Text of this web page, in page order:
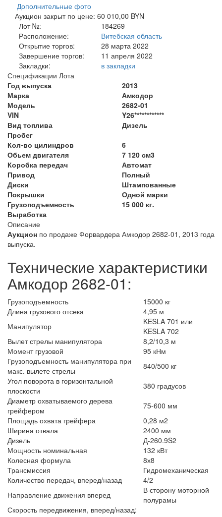
Дополнительные фото
Аукцион закрыт по цене: 60 010,00 BYN
Лот №:
184269
Расположение:
Витебская область
Открытие торгов:
28 марта 2022
Завершение торгов:
11 апреля 2022
Закладки:
в закладки
Спецификации Лота
Год выпуска
2013
Марка
Амкодор
Модель
2682-01
VIN
Y26************
Вид топлива
Дизель
Пробег
Кол-во цилиндров
6
Обьем двигателя
7 120 см3
Коробка передач
Автомат
Привод
Полный
Диски
Штампованные
Покрышки
Одной марки
Грузоподъемность
15 000 кг.
Выработка
Описание
Аукцион по продаже Форвардера Амкодор 2682-01, 2013 года
выпуска.
Технические характеристики
Амкодор 2682-01:
Грузоподъемность
15000 кг
Длина грузового отсека
4,95 м
Манипулятор
KESLA 701 или
KESLA 702
Вылет стрелы манипулятора
8,2/10,3 м
Момент грузовой
95 кНм
Грузоподъемность манипулятора при
макс. вылете стрелы
840/500 кг
Угол поворота в горизонтальной
плоскости
380 градусов
Диаметр охватываемого дерева
грейфером
75-600 мм
Площадь охвата грейфера
0,28 м2
Ширина отвала
2400 мм
Дизель
Д-260.9S2
Мощность номинальная
132 кВт
Колесная формула
8х8
Трансмиссия
Гидромеханическая
Количество передач, вперед/назад
4/2
Направление движения вперед
В сторону моторной
полурамы
Скорость передвижения, вперед/назад: